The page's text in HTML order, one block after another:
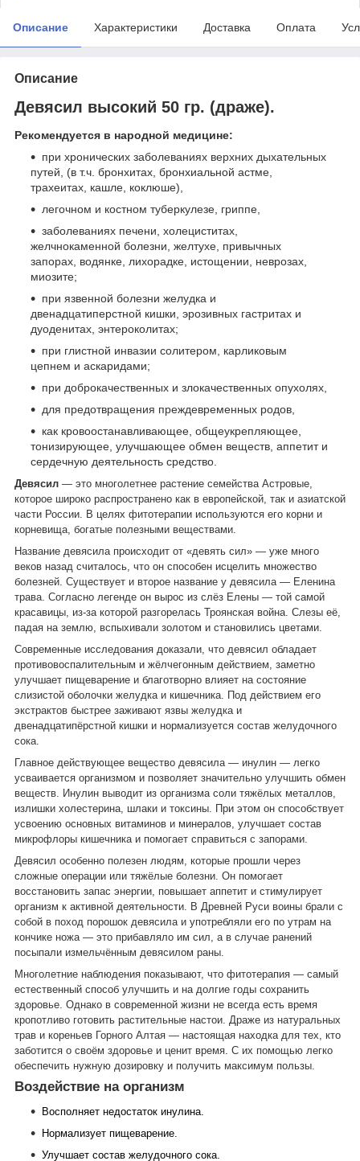
Описание Характеристики Доставка Оплата
Описание
Девясил высокий 50 гр. (драже).
Рекомендуется в народной медицине:
при хронических заболеваниях верхних дыхательных
путей, (в т.ч. бронхитах, бронхиальной астме,
трахеитах, кашле, коклюше),
легочном и костном туберкулезе, гриппе,
заболеваниях печени, холециститах,
желчнокаменной болезни, желтухе, привычных
запорах, водянке, лихорадке, истощении, неврозах,
миозите;
при язвенной болезни желудка и
двенадцатиперстной кишки, эрозивных гастритах и
дуоденитах, энтероколитах;
при глистной инвазии солитером, карликовым
цепнем и аскаридами;
при доброкачественных и злокачественных опухолях,
для предотвращения преждевременных родов,
как кровоостанавливающее, общеукрепляющее,
тонизирующее, улучшающее обмен веществ, аппетит и
сердечную деятельность средство.
Девясил — это многолетнее растение семейства Астровые,
которое широко распространено как в европейской, так и азиатской
части России. В целях фитотерапии используются его корни и
корневища, богатые полезными веществами.
Название девясила происходит от «девять сил» — уже много
веков назад считалось, что он способен исцелить множество
болезней. Существует и второе название у девясила — Еленина
трава. Согласно легенде он вырос из слёз Елены — той самой
красавицы, из-за которой разгорелась Троянская война. Слезы её,
падая на землю, вспыхивали золотом и становились цветами.
Современные исследования доказали, что девясил обладает
противовоспалительным и жёлчегонным действием, заметно
улучшает пищеварение и благотворно влияет на состояние
слизистой оболочки желудка и кишечника. Под действием его
экстрактов быстрее заживают язвы желудка и
двенадцатипёрстной кишки и нормализуется состав желудочного
сока.
Главное действующее вещество девясила — инулин — легко
усваивается организмом и позволяет значительно улучшить обмен
веществ. Инулин выводит из организма соли тяжёлых металлов,
излишки холестерина, шлаки и токсины. При этом он способствует
усвоению основных витаминов и минералов, улучшает состав
микрофлоры кишечника и помогает справиться с запорами.
Девясил особенно полезен людям, которые прошли через
сложные операции или тяжёлые болезни. Он помогает
восстановить запас энергии, повышает аппетит и стимулирует
организм к активной деятельности. В Древней Руси воины брали с
собой в поход порошок девясила и употребляли его по утрам на
кончике ножа — это прибавляло им сил, а в случае ранений
посыпали измельчённым девясилом раны.
Многолетние наблюдения показывают, что фитотерапия — самый
естественный способ улучшить и на долгие годы сохранить
здоровье. Однако в современной жизни не всегда есть время
кропотливо готовить растительные настои. Драже из натуральных
трав и кореньев Горного Алтая — настоящая находка для тех, кто
заботится о своём здоровье и ценит время. С их помощью легко
обеспечить нужную дозировку и получить максимум пользы.
Воздействие на организм
Восполняет недостаток инулина.
Нормализует пищеварение.
Улучшает состав желудочного сока.